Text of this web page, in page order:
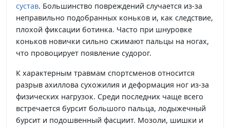
сустав. Большинство повреждений случается из-за
неправильно подобранных коньков и, как следствие,
плохой фиксации ботинка. Часто при шнуровке
коньков новички сильно сжимают пальцы на ногах,
что провоцирует появление судорог.
К характерным травмам спортсменов относится
разрыв ахиллова сухожилия и деформация ног из-за
физических нагрузок. Среди последних чаще всего
встречается бурсит большого пальца, лодыжечный
бурсит и подошвенный фасциит. Мозоли, шишки и